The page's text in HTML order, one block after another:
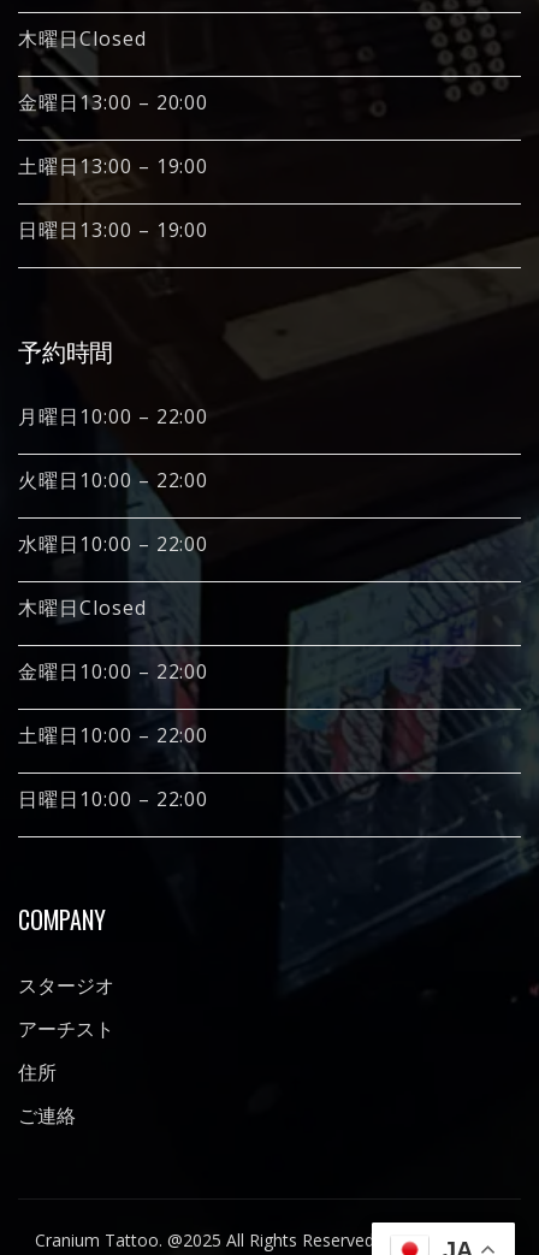
木曜日Closed
金曜日13:00 – 20:00
土曜日13:00 – 19:00
日曜日13:00 – 19:00
予約時間
月曜日10:00 – 22:00
火曜日10:00 – 22:00
水曜日10:00 – 22:00
木曜日Closed
金曜日10:00 – 22:00
土曜日10:00 – 22:00
日曜日10:00 – 22:00
COMPANY
スタージオ
アーチスト
住所
ご連絡
Cranium Tattoo. @2025 All Rights Reserved Design by Inova